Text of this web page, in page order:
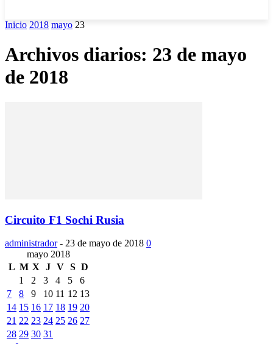
Inicio 2018 mayo 23
Archivos diarios: 23 de mayo
de 2018
Circuito F1 Sochi Rusia
administrador - 23 de mayo de 2018 0
mayo 2018
L M X J V S D
1
2 3 4 5
6
7
8 9 10 11 12 13
14 15 16 17 18 19 20
21 22 23 24 25 26 27
28 29 30 31